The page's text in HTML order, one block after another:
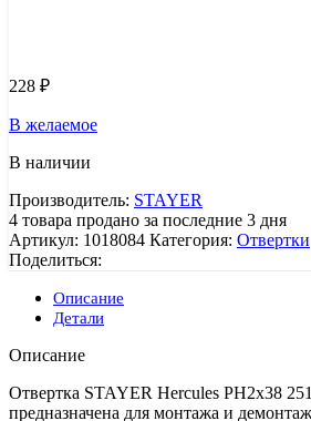
228 ₽
В желаемое
В наличии
Производитель: STAYER
4 товара продано за последние 3 дня
Артикул: 1018084 Категория: Отвертки
Поделиться:
Описание
Детали
Описание
Отвертка STAYER Hercules PH2x38
предназначена для монтажа и